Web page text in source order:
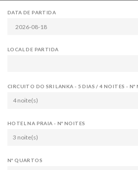
DATA DE PARTIDA
LOCAL DE PARTIDA
CIRCUITO DO SRI LANKA - 5 DIAS / 4 NOITES - Nº
4 noite(s)
HOTEL NA PRAIA - Nº NOITES
3 noite(s)
Nº QUARTOS